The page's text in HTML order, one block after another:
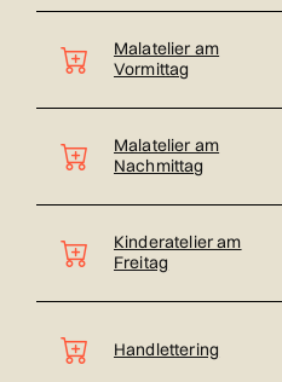
Malatelier am
Vormittag
Malatelier am
Nachmittag
Kinderatelier am
Freitag
Handlettering